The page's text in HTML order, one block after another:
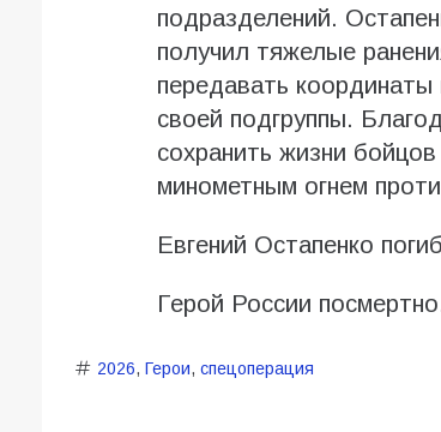
подразделений.
получил тяжелые
передавать
своей подгруппы.
сохранить жизни
минометным огнем
Евгений Остапенко
Герой России
2026, Герои, спецоперация